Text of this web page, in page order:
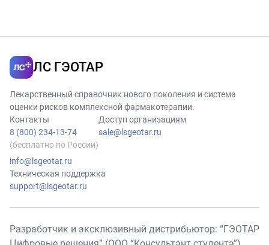
ЛС ГЭОТАР
Лекарственный справочник нового поколения и система
оценки рисков комплексной фармакотерапии.
Контакты
8 (800) 234-13-74
(бесплатно по России)
info@lsgeotar.ru
Доступ организациям
sale@lsgeotar.ru
Техническая поддержка
support@lsgeotar.ru
Разработчик и эксклюзивный дистрибьютор: “ГЭОТАР